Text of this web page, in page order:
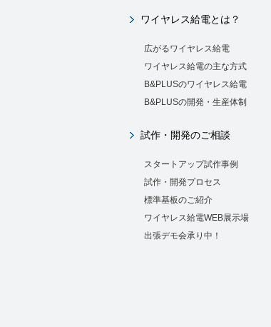
ワイヤレス給電とは？
広がるワイヤレス給電
ワイヤレス給電の主な方式
B&PLUSのワイヤレス給電
B&PLUSの開発・生産体制
試作・開発のご相談
スタートアップ試作事例
試作・開発プロセス
標準基板のご紹介
ワイヤレス給電WEB展示場
出張デモ会承り中！